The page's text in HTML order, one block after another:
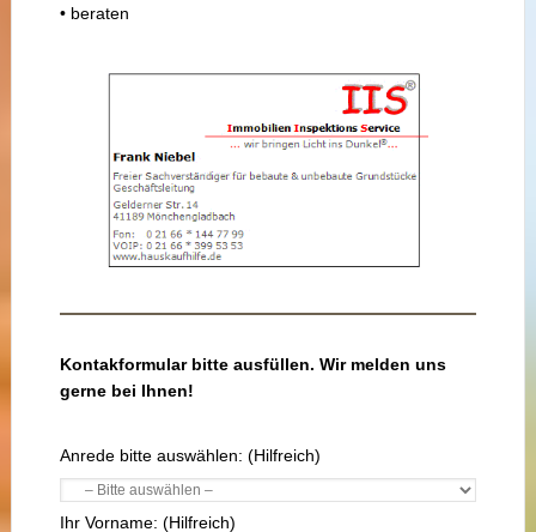
• beraten
Kontakformular bitte ausfüllen. Wir melden uns
gerne bei Ihnen!
Bitte lasse dieses Feld leer.
Anrede bitte auswählen: (Hilfreich)
Ihr Vorname: (Hilfreich)